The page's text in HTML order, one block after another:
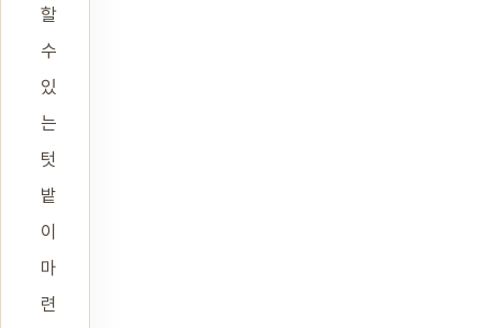
할
수
있
는
텃
밭
이
마
련